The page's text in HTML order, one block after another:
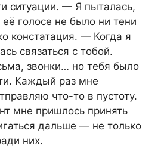
ситуации. — Я пыталась,
голосе не было ни тени
констатация. — Когда я
связаться с тобой.
звонки… но тебя было
Каждый раз мне
что-то в пустоту.
мне пришлось принять
дальше — не только
них.